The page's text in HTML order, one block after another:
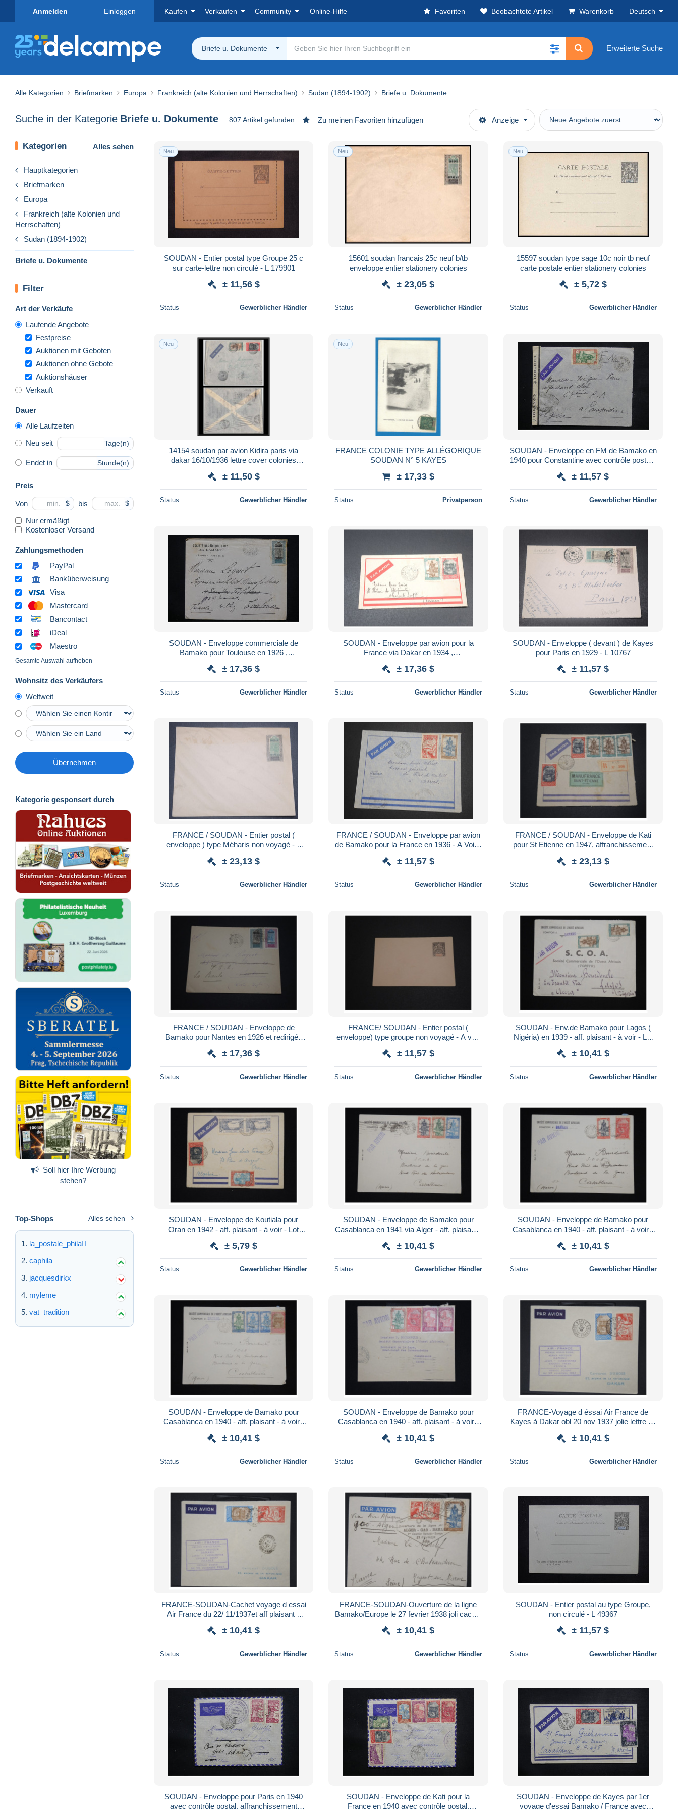
Anmelden Einloggen Kaufen Verkaufen Community Online-Hilfe Favoriten Beobachtete Artikel Warenkorb Deutsch
Briefe u. Dokumente Erweiterte Suche
Alle Kategorien Briefmarken Europa Frankreich (alte Kolonien und Herrschaften) Sudan (1894-1902) Briefe u. Dokumente
Suche in der Kategorie Briefe u. Dokumente 807 Artikel gefunden Zu meinen Favoriten hinzufügen Anzeige
Kategorien Alles sehen
Hauptkategorien
Briefmarken
Europa
Frankreich (alte Kolonien und
Herrschaften)
Sudan (1894-1902)
Briefe u. Dokumente
Filter
Art der Verkäufe
Laufende Angebote
Festpreise
Auktionen mit Geboten
Auktionen ohne Gebote
Auktionshäuser
Verkauft
Dauer
Alle Laufzeiten
Neu seit Tage(n)
Endet in Stunde(n)
Preis
Von $ bis $
Nur ermäßigt
Kostenloser Versand
Zahlungsmethoden
PayPal
Banküberweisung
Visa
Mastercard
Bancontact
iDeal
Maestro
Gesamte Auswahl aufheben
Wohnsitz des Verkäufers
Weltweit
Übernehmen
Kategorie gesponsert durch
Soll hier Ihre Werbung
stehen?
Top-Shops Alles sehen
la_postale_phila
caphila
jacquesdirkx
myleme
vat_tradition
Neu
SOUDAN - Entier postal type Groupe 25 c
sur carte-lettre non circulé - L 179901
± 11,56 $
Status Gewerblicher Händler
Neu
15601 soudan francais 25c neuf b/tb
enveloppe entier stationery colonies
± 23,05 $
Status Gewerblicher Händler
Neu
15597 soudan type sage 10c noir tb neuf
carte postale entier stationery colonies
± 5,72 $
Status Gewerblicher Händler
Neu
14154 soudan par avion Kidira paris via
dakar 16/10/1936 lettre cover colonies
± 11,50 $
Status Gewerblicher Händler
Neu
FRANCE COLONIE TYPE ALLÉGORIQUE
SOUDAN N° 5 KAYES
± 17,33 $
Status Privatperson
SOUDAN - Enveloppe en FM de Bamako en
1940 pour Constantine avec contrôle postal -
± 11,57 $
Status Gewerblicher Händler
SOUDAN - Enveloppe commerciale de
Bamako pour Toulouse en 1926 ,
± 17,36 $
Status Gewerblicher Händler
SOUDAN - Enveloppe par avion pour la
France via Dakar en 1934 ,
± 17,36 $
Status Gewerblicher Händler
SOUDAN - Enveloppe ( devant ) de Kayes
pour Paris en 1929 - L 10767
± 11,57 $
Status Gewerblicher Händler
FRANCE / SOUDAN - Entier postal (
enveloppe ) type Méharis non voyagé - L
± 23,13 $
Status Gewerblicher Händler
FRANCE / SOUDAN - Enveloppe par avion
de Bamako pour la France en 1936 - A Voir -
± 11,57 $
Status Gewerblicher Händler
FRANCE / SOUDAN - Enveloppe de Kati
pour St Etienne en 1947, affranchissement
± 23,13 $
Status Gewerblicher Händler
FRANCE / SOUDAN - Enveloppe de
Bamako pour Nantes en 1926 et redirigée
± 17,36 $
Status Gewerblicher Händler
FRANCE/ SOUDAN - Entier postal (
enveloppe) type groupe non voyagé - A voir
± 11,57 $
Status Gewerblicher Händler
SOUDAN - Env.de Bamako pour Lagos (
Nigéria) en 1939 - aff. plaisant - à voir - Lot
± 10,41 $
Status Gewerblicher Händler
SOUDAN - Enveloppe de Koutiala pour
Oran en 1942 - aff. plaisant - à voir - Lot
± 5,79 $
Status Gewerblicher Händler
SOUDAN - Enveloppe de Bamako pour
Casablanca en 1941 via Alger - aff. plaisant -
± 10,41 $
Status Gewerblicher Händler
SOUDAN - Enveloppe de Bamako pour
Casablanca en 1940 - aff. plaisant - à voir -
± 10,41 $
Status Gewerblicher Händler
SOUDAN - Enveloppe de Bamako pour
Casablanca en 1940 - aff. plaisant - à voir -
± 10,41 $
Status Gewerblicher Händler
SOUDAN - Enveloppe de Bamako pour
Casablanca en 1940 - aff. plaisant - à voir -
± 10,41 $
Status Gewerblicher Händler
FRANCE-Voyage d éssai Air France de
Kayes à Dakar obl 20 nov 1937 jolie lettre lot
± 10,41 $
Status Gewerblicher Händler
FRANCE-SOUDAN-Cachet voyage d essai
Air France du 22/ 11/1937et aff plaisant a
± 10,41 $
Status Gewerblicher Händler
FRANCE-SOUDAN-Ouverture de la ligne
Bamako/Europe le 27 fevrier 1938 joli cachet
± 10,41 $
Status Gewerblicher Händler
SOUDAN - Entier postal au type Groupe,
non circulé - L 49367
± 11,57 $
Status Gewerblicher Händler
SOUDAN - Enveloppe pour Paris en 1940
avec contrôle postal, affranchissement
SOUDAN - Enveloppe de Kati pour la
France en 1940 avec contrôle postal,
SOUDAN - Enveloppe de Kayes par 1er
voyage d'essai Bamako / France avec